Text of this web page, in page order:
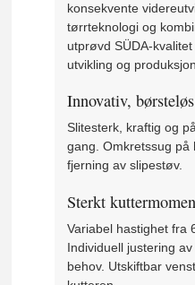
konsekvente
tørrteknologi og
utprøvd SÜDA-kvalitet
utvikling og
Innovativ,
Slitesterk, kraftig og
gang. Omkretssug på
fjerning av slipestøv.
Sterkt
Variabel hastighet fra
Individuell justering
behov. Utskiftbar